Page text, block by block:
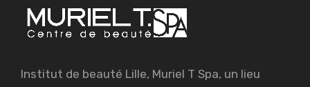
Institut de beauté Lille, Muriel T Spa, un lieu